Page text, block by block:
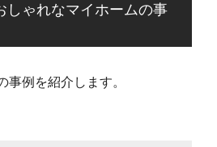
しゃれなマイホームの事
事例を紹介します。